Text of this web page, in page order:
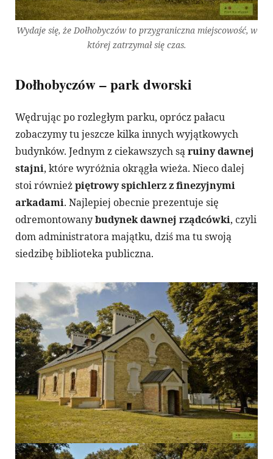
Wydaje się, że Dołhobyczów to przygraniczna miejscowość, w
której zatrzymał się czas.
Dołhobyczów – park dworski
Wędrując po rozległym parku, oprócz pałacu
zobaczymy tu jeszcze kilka innych wyjątkowych
budynków. Jednym z ciekawszych sąruiny dawnej
stajni, które wyróżnia okrągła wieża. Nieco dalej
stoi równieżpiętrowy spichlerz z finezyjnymi
arkadami. Najlepiej obecnie prezentuje się
odremontowanybudynek dawnej rządcówki, czyli
dom administratora majątku, dziś ma tu swoją
siedzibę biblioteka publiczna.